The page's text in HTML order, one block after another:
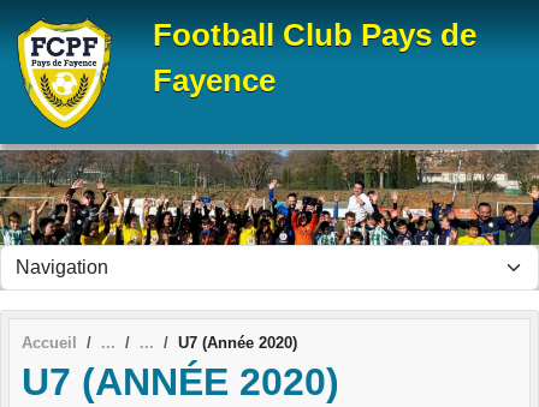
Football Club Pays de
Fayence
Accueil U7 (Année 2020)
U7 (ANNÉE 2020)
Panneau de gestion des cookies